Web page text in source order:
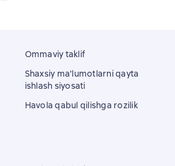
Ommaviy taklif
Shaxsiy ma'lumotlarni qayta
ishlash siyosati
Havola qabul qilishga rozilik